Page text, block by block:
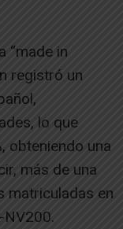
“made in
registró un
lo que
obteniendo una
más de una
matriculadas en
NV200.